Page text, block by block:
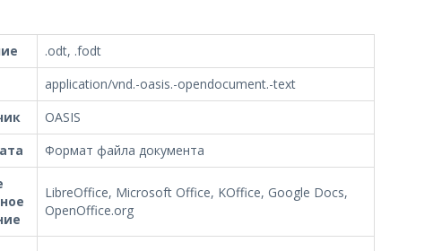
.odt, .fodt
application/vnd.-oasis.-opendocument.-text
OASIS
Формат файла документа
LibreOffice, Microsoft Office, KOffice, Google Docs,
OpenOffice.org